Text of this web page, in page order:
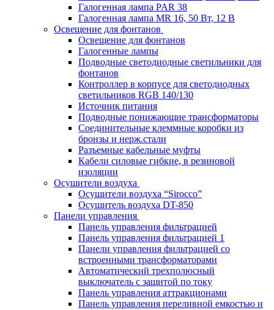
Галогенная лампа PAR 38
Галогенная лампа MR 16, 50 Вт, 12 В
Освещение для фонтанов
Освещение для фонтанов
Галогенные лампы
Подводные светодиодные светильники для
фонтанов
Контроллер в корпусе для светодиодных
светильников RGB 140/130
Источник питания
Подводные понижающие трансформаторы
Соединительные клеммные коробки из
бронзы и нерж.стали
Разъемные кабельные муфты
Кабели силовые гибкие, в резиновой
изоляции
Осушители воздуха
Осушители воздуха “Sirocco”
Осушитель воздуха DT-850
Панели управления
Панель управления фильтрацией
Панель управления фильтрацией 1
Панели управления фильтрацией cо
встроенными трансформаторами
Автоматический трехполюсный
выключатель с защитой по току
Панель управления аттракционами
Панель управления переливной емкостью и